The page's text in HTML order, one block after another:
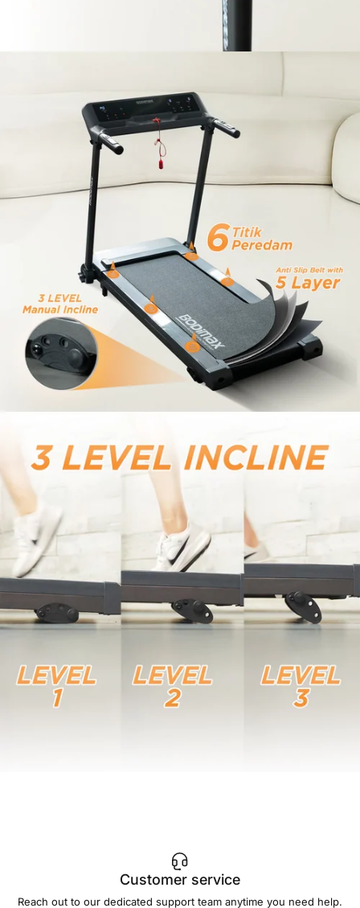
Customer service
Reach out to our dedicated support team anytime you need help.